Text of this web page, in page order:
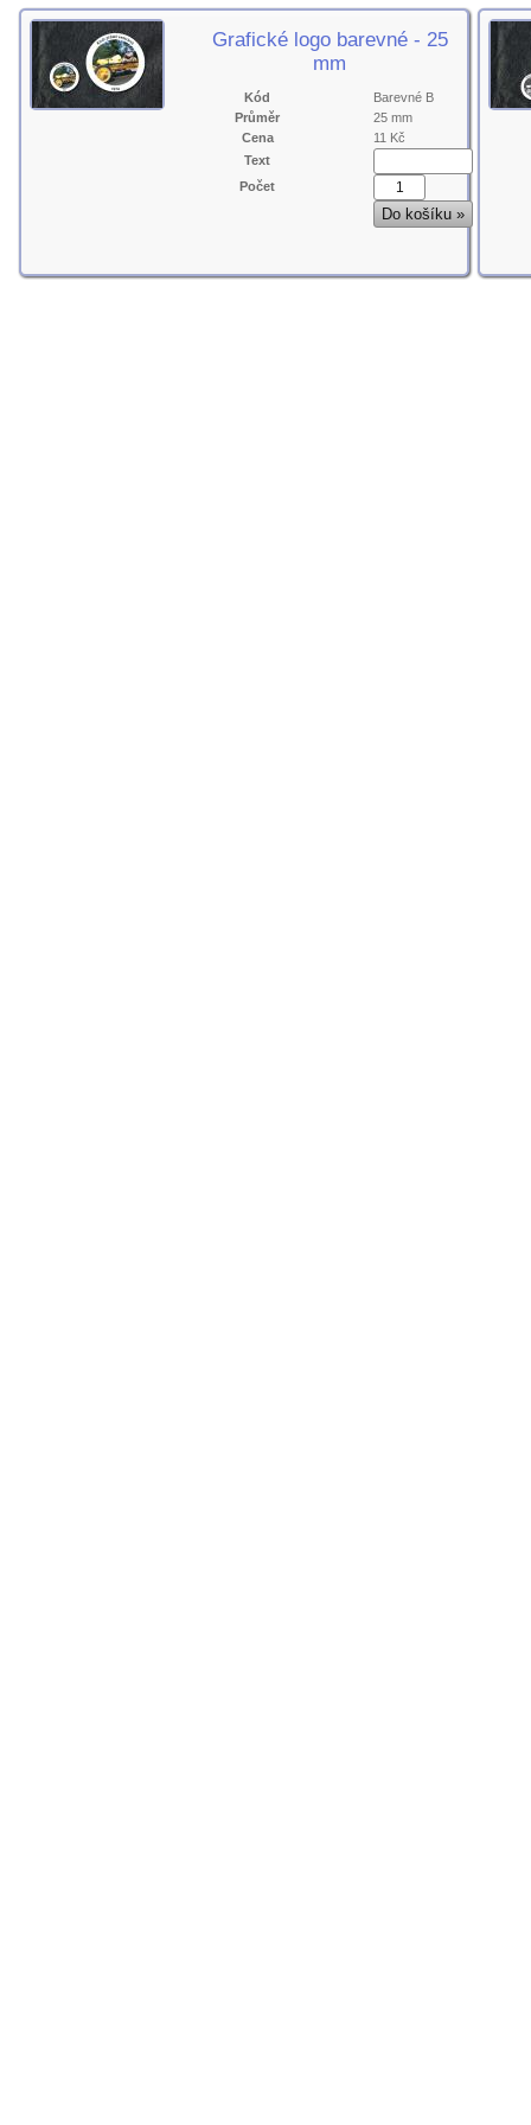
Grafické logo barevné - 25
mm
Kód
Barevné B
Průměr
25 mm
Cena
11 Kč
Text
Počet